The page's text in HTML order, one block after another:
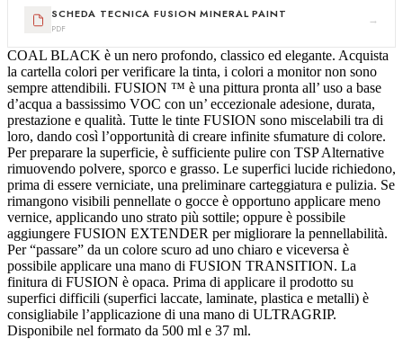
SCHEDA TECNICA FUSION MINERAL PAINT
PDF →
COAL BLACK è un nero profondo, classico ed elegante. Acquista
la cartella colori per verificare la tinta, i colori a monitor non sono
sempre attendibili. FUSION ™ è una pittura pronta all’ uso a base
d’acqua a bassissimo VOC con un’ eccezionale adesione, durata,
prestazione e qualità. Tutte le tinte FUSION sono miscelabili tra di
loro, dando così l’opportunità di creare infinite sfumature di colore.
Per preparare la superficie, è sufficiente pulire con TSP Alternative
rimuovendo polvere, sporco e grasso. Le superfici lucide richiedono,
prima di essere verniciate, una preliminare carteggiatura e pulizia. Se
rimangono visibili pennellate o gocce è opportuno applicare meno
vernice, applicando uno strato più sottile; oppure è possibile
aggiungere FUSION EXTENDER per migliorare la pennellabilità.
Per “passare” da un colore scuro ad uno chiaro e viceversa è
possibile applicare una mano di FUSION TRANSITION. La
finitura di FUSION è opaca. Prima di applicare il prodotto su
superfici difficili (superfici laccate, laminate, plastica e metalli) è
consigliabile l’applicazione di una mano di ULTRAGRIP. ​
Disponibile nel formato da 500 ml e 37 ml.